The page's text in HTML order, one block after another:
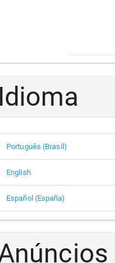
Idioma
Português (Brasil)
English
Español (España)